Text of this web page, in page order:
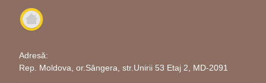
într-un simbol al tradiției și înțelepciunii creștine.
este nu doar o investitie in
Adresă:
Rep. Moldova, or.Sângera, str.Unirii 53 Etaj 2, MD-2091